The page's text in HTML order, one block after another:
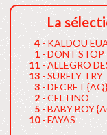
La
4- KALDOU
1- DONT STOP
11- ALLEGRO
13- SURELY TRY
3- DECRET {AQ}
2- CELTINO
5- BABY BOY
10- FAYAS